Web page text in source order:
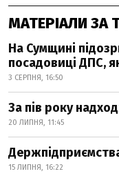
МАТЕРІАЛИ ЗА
На Сумщині
посадовиці ДПС,
3 СЕРПНЯ, 16:50
За пів року
20 ЛИПНЯ, 11:45
15 ЛИПНЯ, 16:22